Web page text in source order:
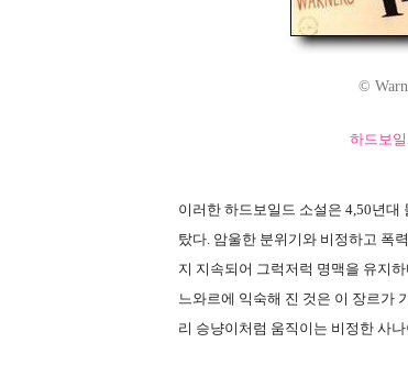
©
하드보
이러한 하드보일드 소설은 4,50년
탔다. 암울한 분위기와 비정하고 폭
지 지속되어 그럭저럭 명맥을 유지
느와르에 익숙해 진 것은 이 장르가
리 승냥이처럼 움직이는 비정한 사